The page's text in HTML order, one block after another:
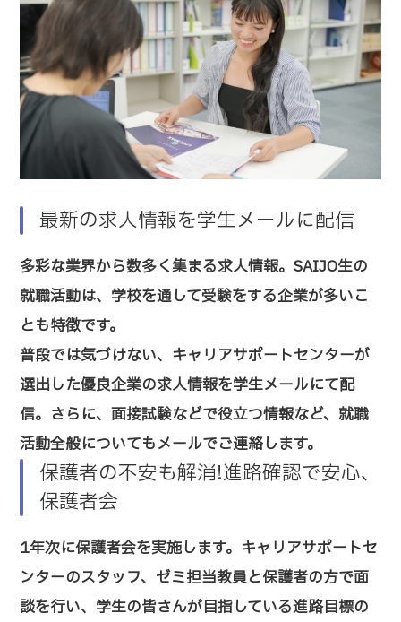
最新の求人情報を学生メールに配信
多彩な業界から数多く集まる求人情報。SAIJO生の
就職活動は、学校を通して受験をする企業が多いこ
とも特徴です。
普段では気づけない、キャリアサポートセンターが
選出した優良企業の求人情報を学生メールにて配
信。さらに、面接試験などで役立つ情報など、就職
活動全般についてもメールでご連絡します。
保護者の不安も解消!進路確認で安心、
保護者会
1年次に保護者会を実施します。キャリアサポートセ
ンターのスタッフ、ゼミ担当教員と保護者の方で面
談を行い、学生の皆さんが目指している進路目標の